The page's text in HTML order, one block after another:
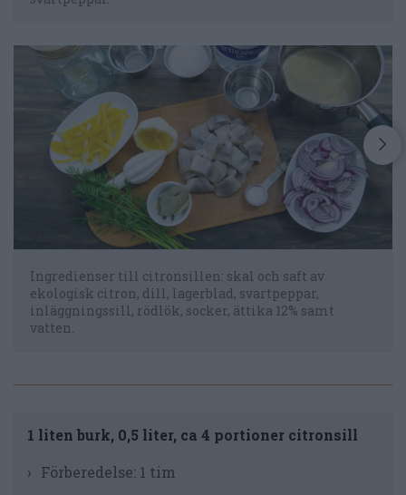
Ingredienser till citronsillen: skal och saft av
ekologisk citron, dill, lagerblad, svartpeppar,
inläggningssill, rödlök, socker, ättika 12% samt
vatten.
1 liten burk, 0,5 liter, ca 4 portioner citronsill
Förberedelse: 1 tim